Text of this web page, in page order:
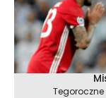
Tegoroczne